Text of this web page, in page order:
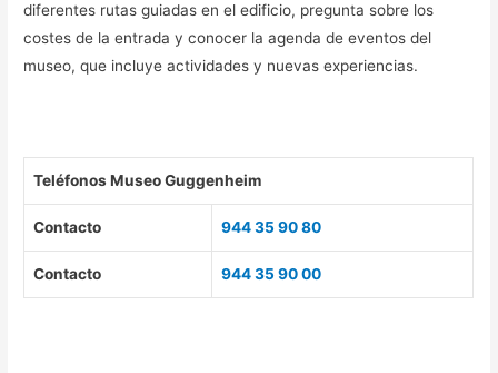
diferentes rutas guiadas en el edificio, pregunta sobre los
costes de la entrada y conocer la agenda de eventos del
museo, que incluye actividades y nuevas experiencias.
Teléfonos Museo Guggenheim
Contacto 944 35 90 80
Contacto 944 35 90 00